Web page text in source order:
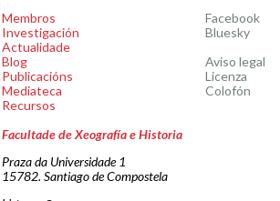
Membros
Investigación
Actualidade
Blog
Publicacións
Mediateca
Recursos
Facebook
Bluesky
Aviso legal
Licenza
Colofón
Facultade de Xeografía e Historia
Praza da Universidade 1
15782. Santiago de Compostela